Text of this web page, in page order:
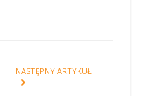
NASTĘPNY ARTYKUŁ